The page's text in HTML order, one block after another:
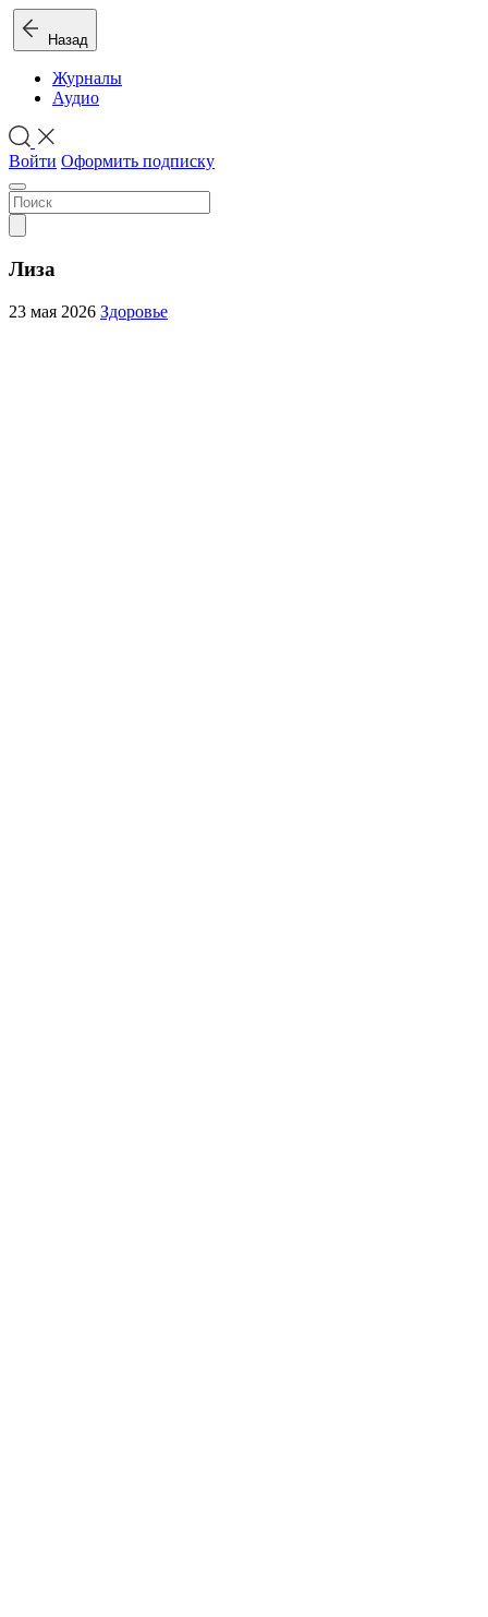
Назад
Журналы
Аудио
Войти Оформить подписку
Лиза
23 мая 2026 Здоровье